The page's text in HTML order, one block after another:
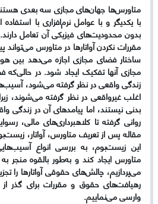
متاورس‌ها جهان‌های مجازی سه بعدی هستند
با یکدیگر و با عوامل نرم‌افزاری با
بدون محدودیت‌های فیزیکی آن تعامل
مقررات نکردن آواتارها در متاورس
ساختار فضای مجازی اجازه می‌دهد
مجازی آنها تفکیک ایجاد شود. در حالی‌که
زندگی واقعی در نظر گرفته می‌شود،
اغلب غیرواقعی در نظر گرفته می‌شوند،
بدنی نیستند، اما پیامدهای آن در زندگی
روانی گرفته تا کلاهبرداری‌های مالی،
مقاله پس از تعریف متاورس، آواتار،
این زیست‌بوم، به بررسی انواع
متاورس ایجاد کند و به‌طور بالقوه
می‌پردازیم، چالش‌های حقوقی آواتارها را
رهیافت‌های حقوق و مقررات برای گذر
وارسی می‌نماییم.